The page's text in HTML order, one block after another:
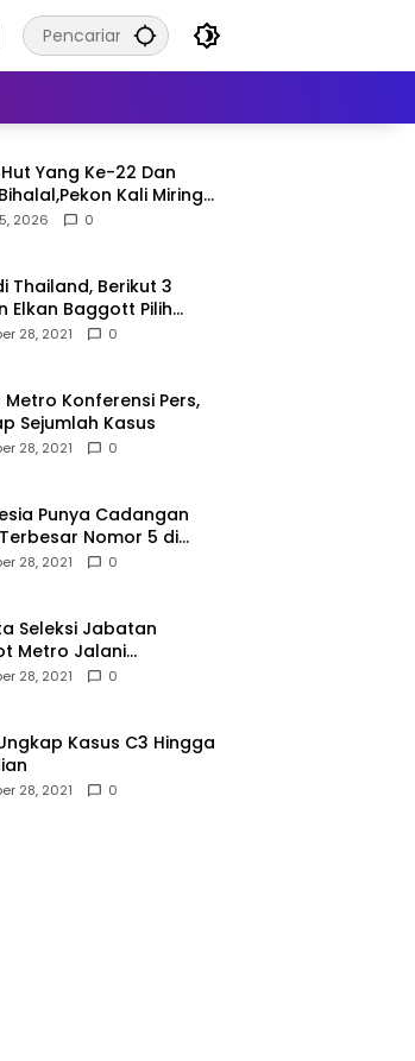
Yang Ke-22 Dan
Kali Miring
Gotong Royong
2026 0
Thailand, Berikut 3
Elkan Baggott Pilih
Indonesia
28, 2021 0
Metro Konferensi Pers,
Sejumlah Kasus
28, 2021 0
Punya Cadangan
Nomor 5 di
Lokasinya dari
28, 2021 0
Seleksi Jabatan
Metro Jalani
di Mabes Polri
28, 2021 0
Kasus C3 Hingga
28, 2021 0